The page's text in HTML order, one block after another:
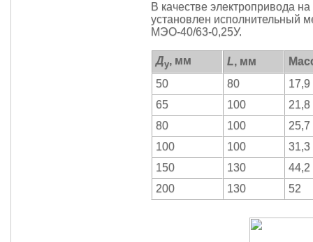
В качестве электропривода на
установлен исполнительный
МЭО-40/63-0,25У.
Ду, мм L, мм
50
80
17,9
65
100
21,8
80
100
25,7
100
100
31,3
150
130
44,2
200
130 52